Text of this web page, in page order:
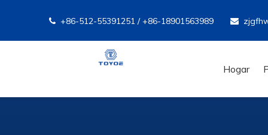
 +86-512-55391251 / +86-18901563989 
Hogar